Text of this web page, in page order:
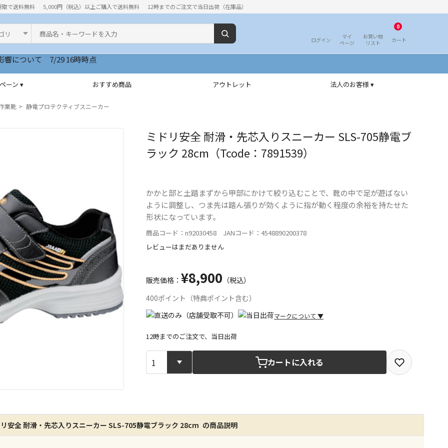
取で送料無料 5,000円（税込）以上ご購入で送料無料 12時までのご注文で当日出荷（在庫品）
ログイン
マイ
ページ
お買い物
リスト
0
カート
いて 7/29 16時時点
ーン ▾ おすすめ商品 アウトレット 法人のお客様 ▾
業靴 静電プロテクティブスニーカー
ミドリ安全 耐滑・先芯入りスニーカー SLS-705静電ブ
ラック 28cm（Tcode：7891539）
かかと部と土踏まずから甲部にかけて絞り込むことで、靴の中で足が遊ばない
ように調整し、つま先は踏ん張りが効くように指が動く程度の余裕を持たせた
形状になっています。
商品コード：n92030458 JANコード：4548890200378
レビューはまだありません
販売価格： ¥8,900 （税込）
400ポイント（特典ポイント含む）
マークについて ▼
宅配や店舗受取を選択できる商品です
特定の店舗のみで受取ができる商品です（宅配便でのお届けができませ
ん）
12時までのご注文で、当日出荷
カートに入れる
安全 耐滑・先芯入りスニーカー SLS-705静電ブラック 28cm の商品説明